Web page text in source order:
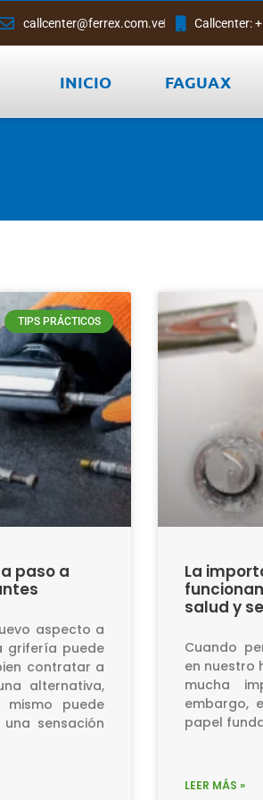
callcenter@ferrex.com.ve Callcenter:
INICIO FAGUAX
TIPS PRÁCTICOS
paso a
aspecto a
grifería puede
contratar a
alternativa,
puede
sensación
La
salud y
Cuando
en nuestro
mucha
embargo,
papel
LEER MÁS »